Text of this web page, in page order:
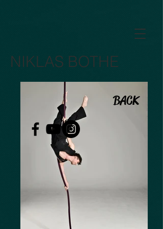
NIKLAS BOTHE
BACK